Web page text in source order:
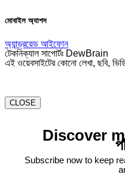
মোবাইল অ্যাপস
অ্যান্ড্রয়েড আইফোন
টেকনিক্যাল সাপোর্টঃ DewBrain
এই ওয়েবসাইটের কোনো লেখা, ছবি,
CLOSE
Discover
Subscribe now to keep